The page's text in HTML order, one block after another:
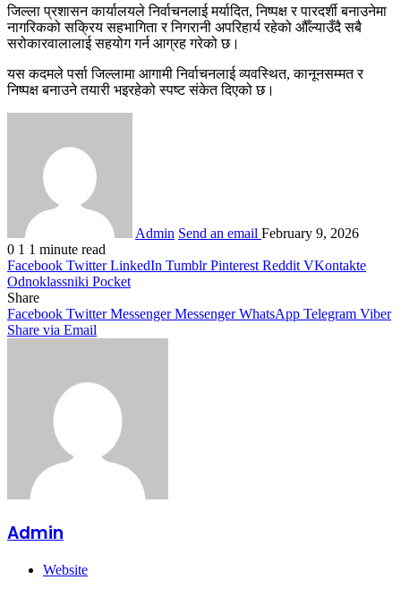
जिल्ला प्रशासन कार्यालयले निर्वाचनलाई मर्यादित, निष्पक्ष र पारदर्शी बनाउनेमा
नागरिकको सक्रिय सहभागिता र निगरानी अपरिहार्य रहेको औँल्याउँदै सबै
सरोकारवालालाई सहयोग गर्न आग्रह गरेको छ।
यस कदमले पर्सा जिल्लामा आगामी निर्वाचनलाई व्यवस्थित, कानूनसम्मत र
निष्पक्ष बनाउने तयारी भइरहेको स्पष्ट संकेत दिएको छ।
Admin Send an email February 9, 2026
0 1 1 minute read
Facebook Twitter LinkedIn Tumblr Pinterest Reddit VKontakte
Odnoklassniki Pocket
Share
Facebook Twitter Messenger Messenger WhatsApp Telegram Viber
Share via Email
Admin
Website